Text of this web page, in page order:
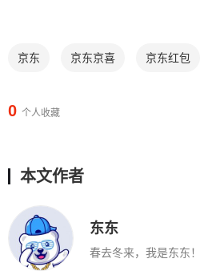
京东 京东京喜 京东红包
0 个人收藏
本文作者
东东
春去冬来，我是东东！